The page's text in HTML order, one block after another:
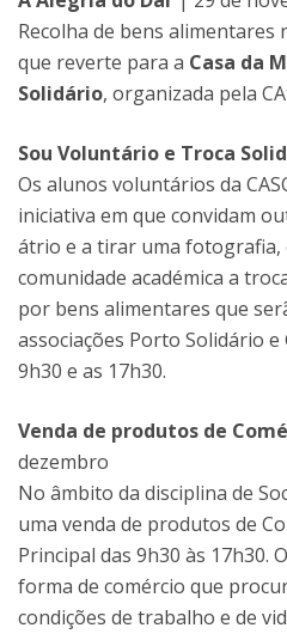
Recolha de bens alimentares
que reverte para a Casa da
Solidário, organizada pela
Sou Voluntário e Troca
Os alunos voluntários da
iniciativa em que convidam
átrio e a tirar uma fotografia,
comunidade académica a
por bens alimentares que
associações Porto Solidário e
9h30 e as 17h30.
Venda de produtos de
dezembro
No âmbito da disciplina de
uma venda de produtos de
Principal das 9h30 às 17h30.
forma de comércio que
condições de trabalho e de